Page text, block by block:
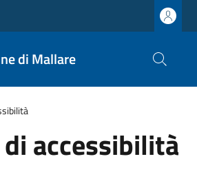
di Mallare
accessibilità